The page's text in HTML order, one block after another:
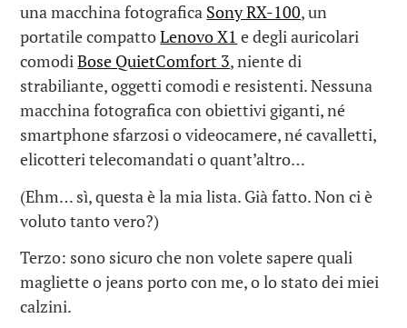
una macchina fotografica Sony RX-100, un
portatile compattoLenovo X1 e degli auricolari
comodiBose QuietComfort 3, niente di
strabiliante, oggetti comodi e resistenti. Nessuna
macchina fotografica con obiettivi giganti, né
smartphone sfarzosi o videocamere, né cavalletti,
elicotteri telecomandati o quant’altro…
(Ehm… sì, questa è la mia lista. Già fatto. Non ci è
voluto tanto vero?)
Terzo: sono sicuro che non volete sapere quali
magliette o jeans porto con me, o lo stato dei miei
calzini.